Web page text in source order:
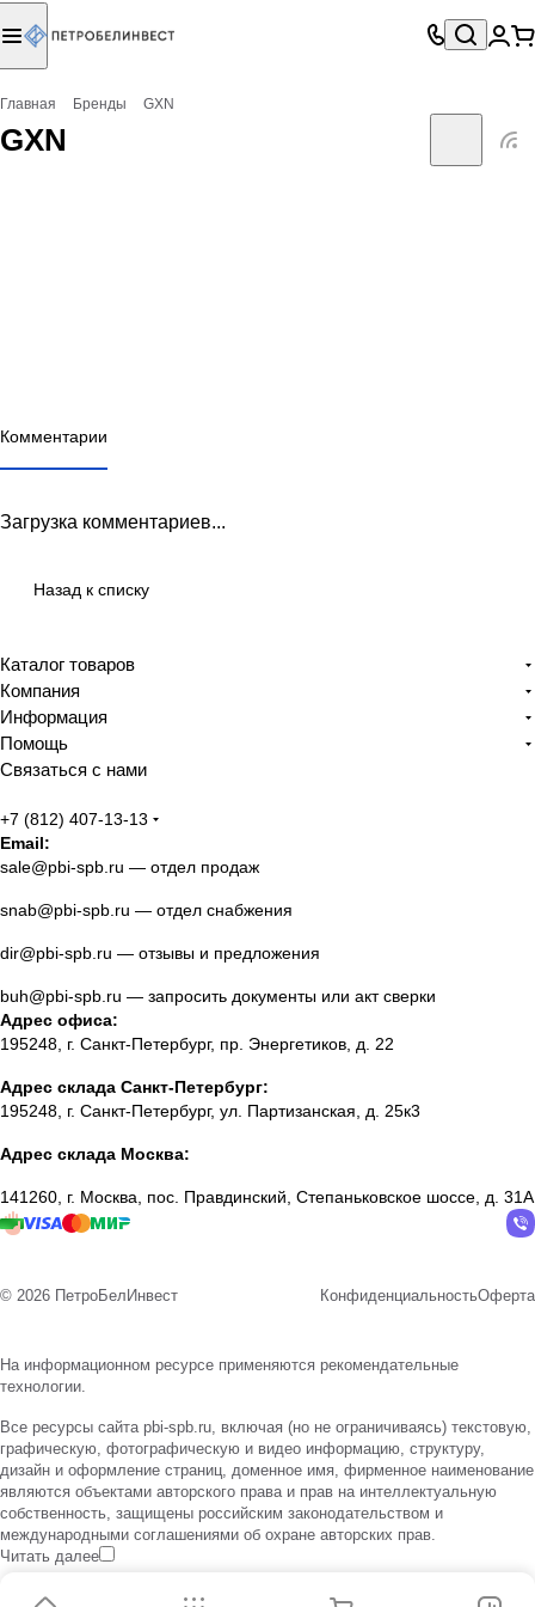
Главная Бренды GXN
GXN
Комментарии
Загрузка комментариев...
Назад к списку
Каталог товаров
Компания
Информация
Помощь
Связаться с нами
+7 (812) 407-13-13
Email:
sale@pbi-spb.ru — отдел продаж
snab@pbi-spb.ru — отдел снабжения
dir@pbi-spb.ru — отзывы и предложения
buh@pbi-spb.ru — запросить документы или акт сверки
Адрес офиса:
195248, г. Санкт-Петербург, пр. Энергетиков, д. 22
Адрес склада Санкт-Петербург:
195248, г. Санкт-Петербург, ул. Партизанская, д. 25к3
Адрес склада Москва:
141260, г. Москва, пос. Правдинский, Степаньковское шоссе, д. 31А
© 2026 ПетроБелИнвест КонфиденциальностьОферта
На информационном ресурсе применяются рекомендательные
технологии.
Все ресурсы сайта pbi-spb.ru, включая (но не ограничиваясь) текстовую,
графическую, фотографическую и видео информацию, структуру,
дизайн и оформление страниц, доменное имя, фирменное наименование
являются объектами авторского права и прав на интеллектуальную
собственность, защищены российским законодательством и
международными соглашениями об охране авторских прав.
Читать далее